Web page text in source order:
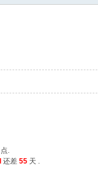
点.
还差 55 天 .